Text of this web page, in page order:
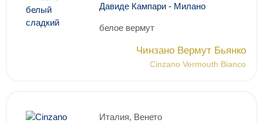
Давиде Кампари - Милано
белое вермут
Чинзано Вермут Бьянко
Cinzano Vermouth Bianco
Италия, Венето